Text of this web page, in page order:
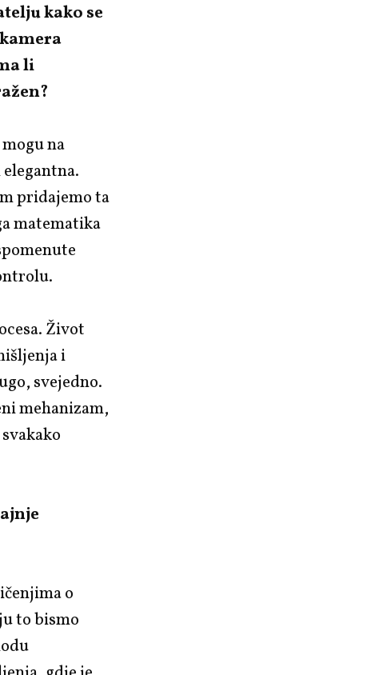
kako se
li
na
pridajemo ta
matematika
Život
i
svejedno.
mehanizam,
o
to bismo